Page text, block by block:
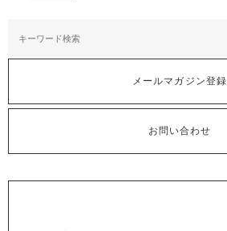
メールマガジン登録
お問い合わせ